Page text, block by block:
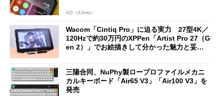
AD（IIJmio）
Wacom「Cintiq Pro」に迫る実力 27型4K／
120Hzで約30万円のXPPen「Artist Pro 27（G
en 2）」でお絵描きして分かった魅力と妥協
三陽合同、NuPhy製ロープロファイルメカニ
カルキーボード「Air65 V3」「Air100 V3」を
発売